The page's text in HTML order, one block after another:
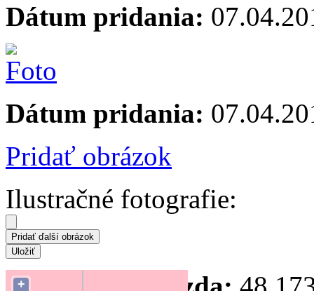
Dátum pridania:
Dátum pridania:
Pridať obrázok
Ilustračné fotografie:
+